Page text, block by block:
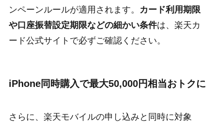
ンペーンルールが適用されます。
カード利用期限
や口座振替設定期限などの細かい条件は、楽天カ
ード公式サイトで必ずご確認ください。
iPhone同時購入で最大50,000円相当おトクに
さらに、楽天モバイルの申し込みと同時に対象